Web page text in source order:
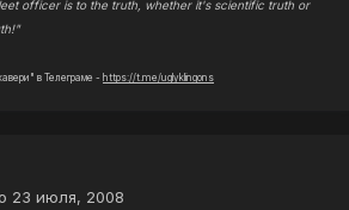
officer is to the truth, whether it's scientific truth or
в Телеграме - https://t.me/uglyklingons
23 июля, 2008